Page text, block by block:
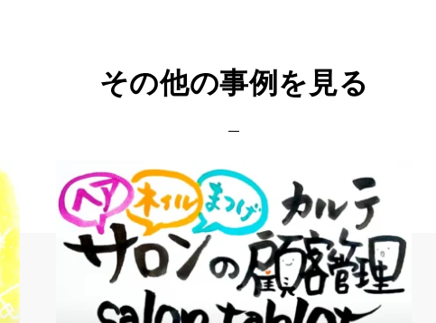
その他の事例を見る